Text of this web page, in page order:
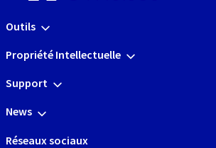
Outils
Propriété Intellectuelle
Support
News
Réseaux sociaux